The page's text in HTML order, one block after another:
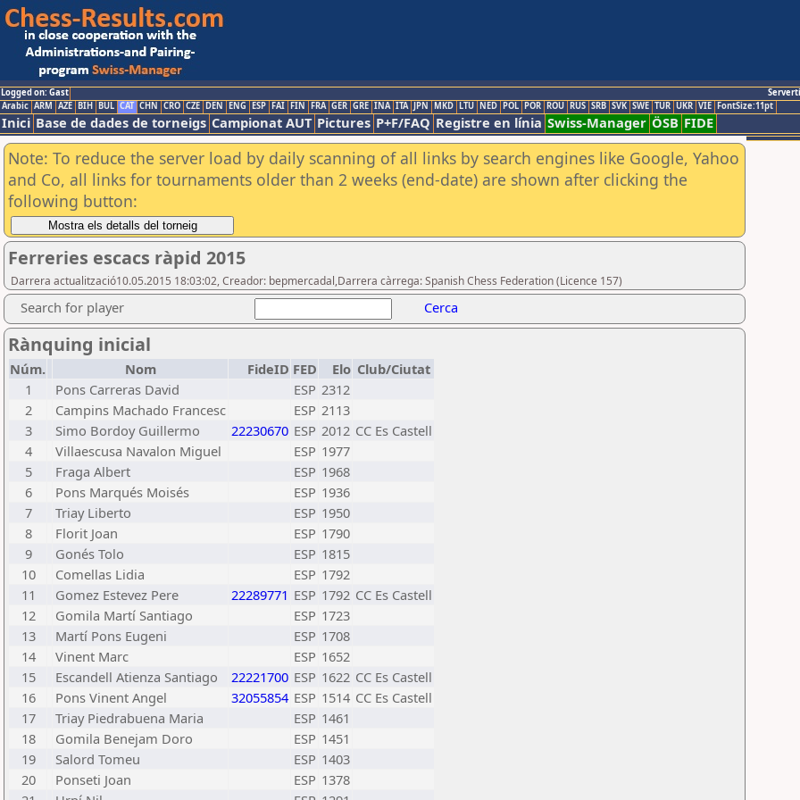
Logged on: Gast
Arabic ARM AZE BIH BUL CAT CHN CRO CZE DEN ENG ESP FAI FIN FRA GER GRE INA ITA JPN MKD LTU NED POL POR ROU RUS SRB SVK SWE TUR UKR VIE FontSize:11pt
Inici Base de dades de torneigs Campionat AUT Pictures P+F/FAQ Registre en línia Swiss-Manager ÖSB FIDE
Note: To reduce the server load by daily scanning of all links by search engines like Google, Yahoo
and Co, all links for tournaments older than 2 weeks (end-date) are shown after clicking the
following button:
Ferreries escacs ràpid 2015
Darrera actualització10.05.2015 18:03:02, Creador: bepmercadal,Darrera càrrega: Spanish Chess Federation (Licence 157)
Search for player Cerca
Rànquing inicial
Núm. Nom FideID FED Elo Club/Ciutat
1
Pons Carreras David ESP 2312
2
Campins Machado Francesc ESP 2113
3
Simo Bordoy Guillermo 22230670 ESP 2012 CC Es Castell
4
Villaescusa Navalon Miguel ESP 1977
5
Fraga Albert ESP 1968
6
Pons Marqués Moisés ESP 1936
7
Triay Liberto ESP 1950
8
Florit Joan ESP 1790
9
Gonés Tolo ESP 1815
10
Comellas Lidia ESP 1792
11
Gomez Estevez Pere 22289771 ESP 1792 CC Es Castell
12
Gomila Martí Santiago ESP 1723
13
Martí Pons Eugeni ESP 1708
14
Vinent Marc ESP 1652
15
Escandell Atienza Santiago 22221700 ESP 1622 CC Es Castell
16
Pons Vinent Angel 32055854 ESP 1514 CC Es Castell
17
Triay Piedrabuena Maria ESP 1461
18
Gomila Benejam Doro ESP 1451
19
Salord Tomeu ESP 1403
20
Ponseti Joan ESP 1378